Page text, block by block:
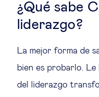
¿Qué sabe
liderazgo?
La mejor forma de
bien es probarlo.
del liderazgo